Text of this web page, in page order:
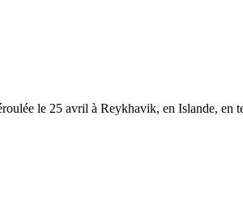
le 25 avril à Reykhavik, en Islande, en